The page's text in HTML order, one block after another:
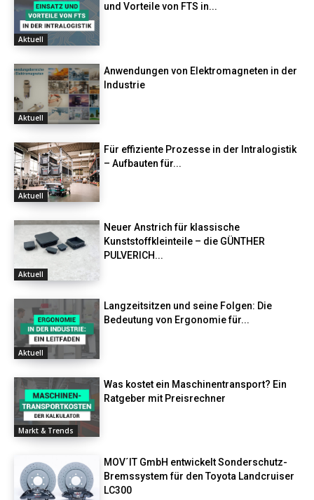
Aktuell
und Vorteile von FTS in...
Aktuell
Anwendungen von Elektromagneten in der
Industrie
Aktuell
Für effiziente Prozesse in der Intralogistik
– Aufbauten für...
Aktuell
Neuer Anstrich für klassische
Kunststoffkleinteile – die GÜNTHER
PULVERICH...
Aktuell
Langzeitsitzen und seine Folgen: Die
Bedeutung von Ergonomie für...
Markt & Trends
Was kostet ein Maschinentransport? Ein
Ratgeber mit Preisrechner
MOV´IT GmbH entwickelt Sonderschutz-
Bremssystem für den Toyota Landcruiser
LC300